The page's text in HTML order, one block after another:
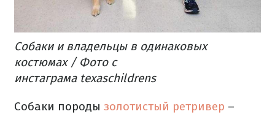
Собаки и владельцы в одинаковых
костюмах / Фото с
инстаграма texaschildrens
Собаки породы золотистый ретривер –